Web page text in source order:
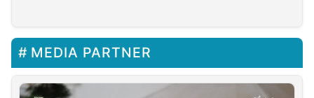
MEDIA PARTNER